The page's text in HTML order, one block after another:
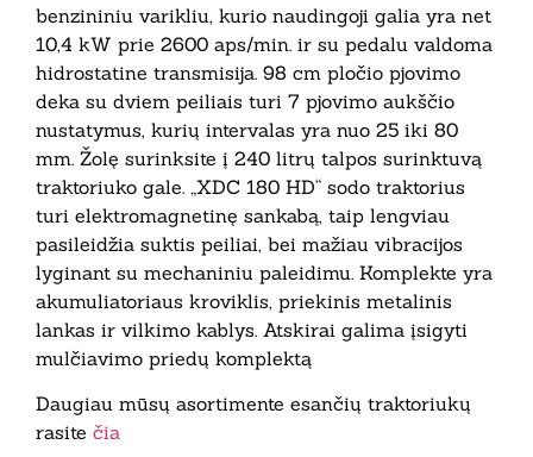
benzininiu varikliu, kurio naudingoji galia yra net
10,4 kW prie 2600 aps/min. ir su pedalu valdoma
hidrostatine transmisija. 98 cm pločio pjovimo
deka su dviem peiliais turi 7 pjovimo aukščio
nustatymus, kurių intervalas yra nuo 25 iki 80
mm. Žolę surinksite į 240 litrų talpos surinktuvą
traktoriuko gale. „XDC 180 HD“ sodo traktorius
turi elektromagnetinę sankabą, taip lengviau
pasileidžia suktis peiliai, bei mažiau vibracijos
lyginant su mechaniniu paleidimu. Komplekte yra
akumuliatoriaus kroviklis, priekinis metalinis
lankas ir vilkimo kablys. Atskirai galima įsigyti
mulčiavimo priedų komplektą
Daugiau mūsų asortimente esančių traktoriukų
rasite čia